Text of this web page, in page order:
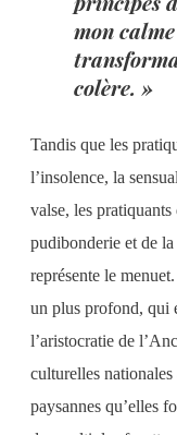
mon
colère. »
Tandis que les
l’insolence, la
valse, les
pudibonderie et de
représente le
un plus profond, qui
l’aristocratie de
culturelles
paysannes qu’elles